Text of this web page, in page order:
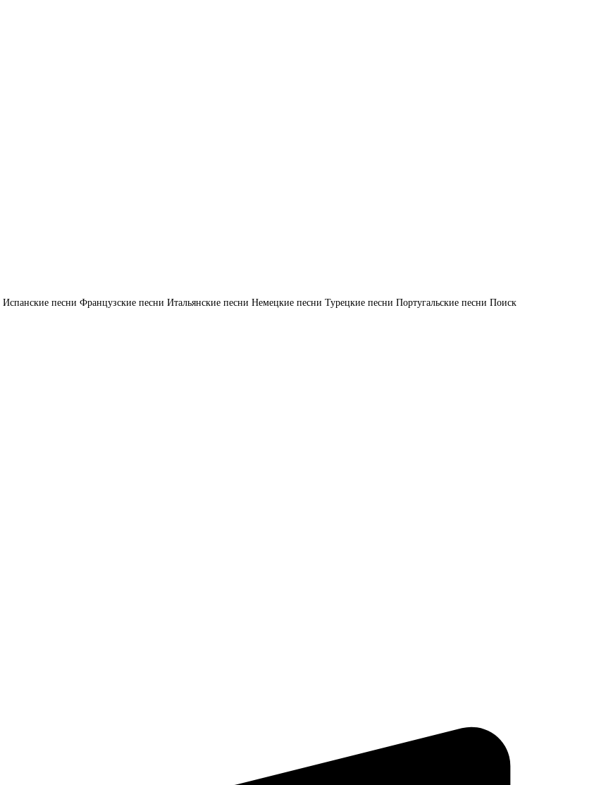
Испанские песни Французские песни Итальянские песни Немецкие песни Турецкие песни Португальские песни Поиск